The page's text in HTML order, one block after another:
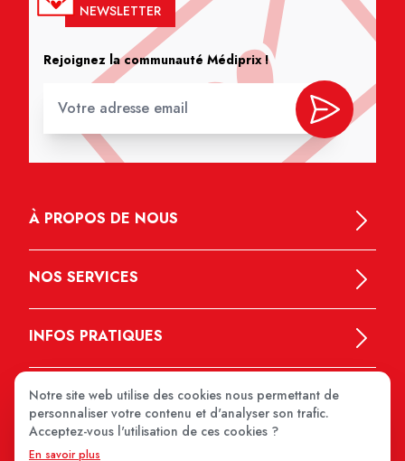
NEWSLETTER
Rejoignez la communauté Médiprix !
À PROPOS DE NOUS
NOS SERVICES
INFOS PRATIQUES
Notre site web utilise des cookies nous permettant de
personnaliser votre contenu et d'analyser son trafic.
Acceptez-vous l'utilisation de ces cookies ?
En savoir plus